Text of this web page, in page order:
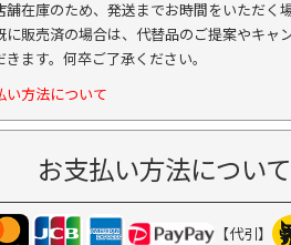
在庫のため、発送までお時間をいただく場
に販売済の場合は、代替品のご提案やキャ
ます。何卒ご了承ください。
方法について
お支払い方法について
【代引】